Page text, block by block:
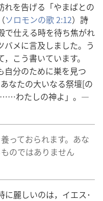
れ​を​告げる「やまばと​の​
ソロモン​の​歌 2:12）詩
で​仕える​時​を​待ち焦がれ​
メ​に​言及​し​まし​た。う
こう​書い​て​い​ます。
自分​の​ため​に​巣​を​見つ
なた​の​大いなる​祭壇[の​
……わたし​の​神​よ」。―
っ​て​おら​れ​ます。あな
の​で​は​あり​ませ​ん​
に​麗しい​の​は，イエス​･​